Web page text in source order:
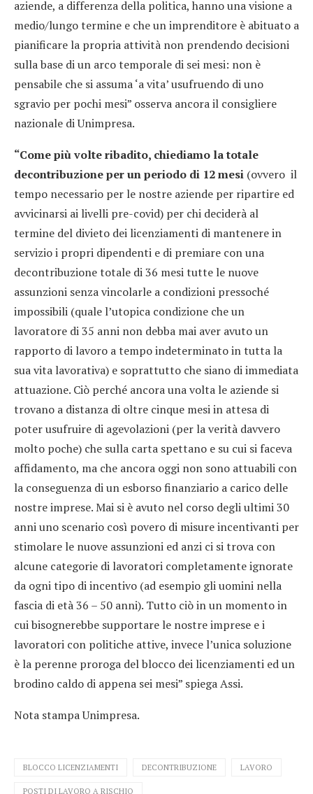
aziende, a differenza della politica, hanno una visione a
medio/lungo termine e che un imprenditore è abituato a
pianificare la propria attività non prendendo decisioni
sulla base di un arco temporale di sei mesi: non è
pensabile che si assuma ‘a vita’ usufruendo di uno
sgravio per pochi mesi” osserva ancora il consigliere
nazionale di Unimpresa.
“Come più volte ribadito, chiediamo la totale
decontribuzione per un periodo di 12 mesi (ovvero il
tempo necessario per le nostre aziende per ripartire ed
avvicinarsi ai livelli pre-covid) per chi deciderà al
termine del divieto dei licenziamenti di mantenere in
servizio i propri dipendenti e di premiare con una
decontribuzione totale di 36 mesi tutte le nuove
assunzioni senza vincolarle a condizioni pressoché
impossibili (quale l’utopica condizione che un
lavoratore di 35 anni non debba mai aver avuto un
rapporto di lavoro a tempo indeterminato in tutta la
sua vita lavorativa) e soprattutto che siano di immediata
attuazione. Ciò perché ancora una volta le aziende si
trovano a distanza di oltre cinque mesi in attesa di
poter usufruire di agevolazioni (per la verità davvero
molto poche) che sulla carta spettano e su cui si faceva
affidamento, ma che ancora oggi non sono attuabili con
la conseguenza di un esborso finanziario a carico delle
nostre imprese. Mai si è avuto nel corso degli ultimi 30
anni uno scenario così povero di misure incentivanti per
stimolare le nuove assunzioni ed anzi ci si trova con
alcune categorie di lavoratori completamente ignorate
da ogni tipo di incentivo (ad esempio gli uomini nella
fascia di età 36 – 50 anni). Tutto ciò in un momento in
cui bisognerebbe supportare le nostre imprese e i
lavoratori con politiche attive, invece l’unica soluzione
è la perenne proroga del blocco dei licenziamenti ed un
brodino caldo di appena sei mesi” spiega Assi.
Nota stampa Unimpresa.
BLOCCO LICENZIAMENTI DECONTRIBUZIONE LAVORO
POSTI DI LAVORO A RISCHIO